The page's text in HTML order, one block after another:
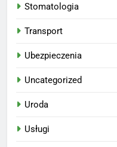
Stomatologia
Transport
Ubezpieczenia
Uncategorized
Uroda
Usługi